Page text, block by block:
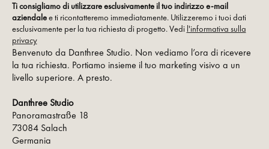
Benvenuto da Danthree Studio. Non vediamo l’ora di ricevere
la tua richiesta. Portiamo insieme il tuo marketing visivo a un
livello superiore. A presto.
Danthree Studio
Panoramastraße 18
73084 Salach
Germania
Ti consigliamo di utilizzare esclusivamente il tuo indirizzo e-mail
aziendalee ti ricontatteremo immediatamente. Utilizzeremo i tuoi dati
esclusivamente per la tua richiesta di progetto. Vedi l'informativa sulla
privacy